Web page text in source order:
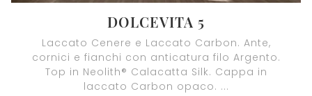
DOLCEVITA 5
Laccato Cenere e Laccato Carbon. Ante,
cornici e fianchi con anticatura filo Argento.
Top in Neolith® Calacatta Silk. Cappa in
laccato Carbon opaco. ...